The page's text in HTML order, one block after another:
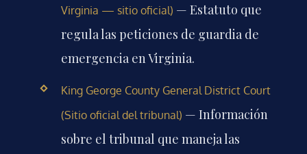
Virginia — sitio oficial) — Estatuto que
regula las peticiones de guardia de
emergencia en Virginia.
King George County General District Court
(Sitio oficial del tribunal) — Información
sobre el tribunal que maneja las